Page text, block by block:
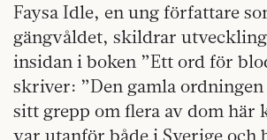
Faysa Idle, en ung författare
gängvåldet, skildrar
insidan i boken ”Ett ord för
skriver: ”Den gamla
sitt grepp om flera av dom här
var utanför både i Sverige och